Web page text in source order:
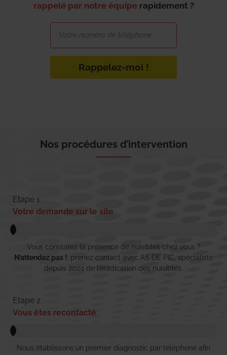
rappelé par notre équipe rapidement ?
Rappelez-moi !
Nos procédures d’intervention
Etape 1 :
Votre demande sur le site
Vous constatez la présence de nuisibles chez vous ?
N’attendez pas ! , prenez contact avec AS DE PIC, spécialiste
depuis 2001 de l’éradication des nuisibles.
Etape 2 :
Vous êtes recontacté
Nous établissons un premier diagnostic par téléphone afin